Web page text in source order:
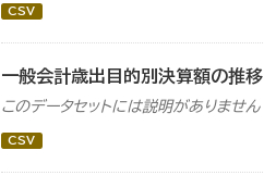
CSV
一般会計歳出目的別決算額の推移
このデータセットには説明がありません
CSV